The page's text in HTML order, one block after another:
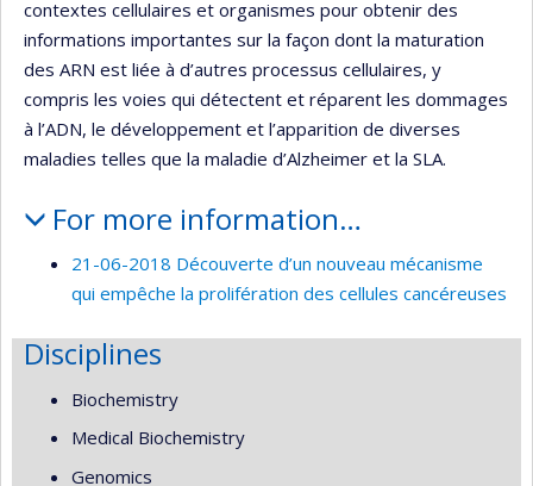
contextes cellulaires et organismes pour obtenir des
informations importantes sur la façon dont la maturation
des ARN est liée à d’autres processus cellulaires, y
compris les voies qui détectent et réparent les dommages
à l’ADN, le développement et l’apparition de diverses
maladies telles que la maladie d’Alzheimer et la SLA.
For more information…
21-06-2018 Découverte d’un nouveau mécanisme
qui empêche la prolifération des cellules cancéreuses
Disciplines
Biochemistry
Medical Biochemistry
Genomics